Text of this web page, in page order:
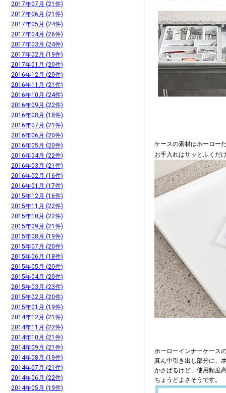
ケースの素材はホーロー
お手入れはサッとふくだ
ホーローインナーケース
真ん中引き出し部分に、
かさばるけど、使用頻度
ちょうどよさそうです。
2017年07月 (21件)
2017年06月 (21件)
2017年05月 (24件)
2017年04月 (26件)
2017年03月 (24件)
2017年02月 (19件)
2017年01月 (20件)
2016年12月 (20件)
2016年11月 (21件)
2016年10月 (24件)
2016年09月 (22件)
2016年08月 (18件)
2016年07月 (21件)
2016年06月 (20件)
2016年05月 (20件)
2016年04月 (22件)
2016年03月 (21件)
2016年02月 (16件)
2016年01月 (17件)
2015年12月 (16件)
2015年11月 (22件)
2015年10月 (22件)
2015年09月 (21件)
2015年08月 (19件)
2015年07月 (20件)
2015年06月 (18件)
2015年05月 (20件)
2015年04月 (20件)
2015年03月 (23件)
2015年02月 (20件)
2015年01月 (19件)
2014年12月 (21件)
2014年11月 (22件)
2014年10月 (21件)
2014年09月 (21件)
2014年08月 (19件)
2014年07月 (21件)
2014年06月 (22件)
2014年05月 (19件)